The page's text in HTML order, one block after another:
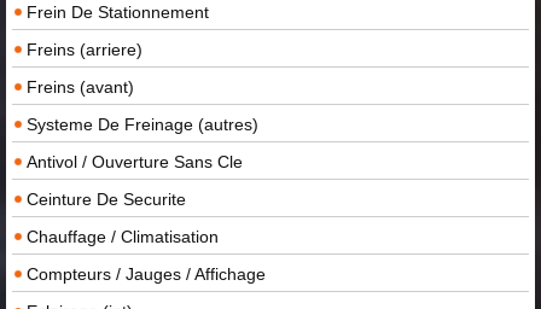
Frein De Stationnement
Freins (arriere)
Freins (avant)
Systeme De Freinage (autres)
Antivol / Ouverture Sans Cle
Ceinture De Securite
Chauffage / Climatisation
Compteurs / Jauges / Affichage